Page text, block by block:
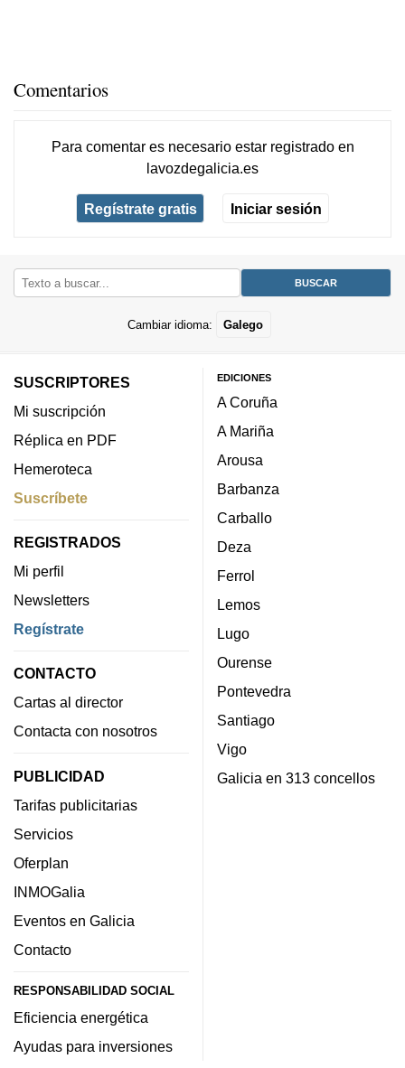
Comentarios
Para comentar es necesario estar registradoen
lavozdegalicia.es
Regístrate gratis Iniciar sesión
Cambiar idioma: Galego
SUSCRIPTORES
Mi suscripción
Réplica en PDF
Hemeroteca
Suscríbete
REGISTRADOS
Mi perfil
Newsletters
Regístrate
CONTACTO
Cartas al director
Contacta con nosotros
PUBLICIDAD
Tarifas publicitarias
Servicios
Oferplan
INMOGalia
Eventos en Galicia
Contacto
RESPONSABILIDAD SOCIAL
Eficiencia energética
Ayudas para inversiones
EDICIONES
A Coruña
A Mariña
Arousa
Barbanza
Carballo
Deza
Ferrol
Lemos
Lugo
Ourense
Pontevedra
Santiago
Vigo
Galicia en 313 concellos